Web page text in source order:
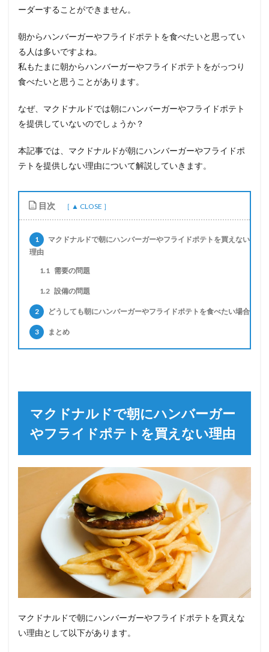
ーダーすることができません。
朝からハンバーガーやフライドポテトを食べたいと思ってい
る人は多いですよね。
私もたまに朝からハンバーガーやフライドポテトをがっつり
食べたいと思うことがあります。
なぜ、マクドナルドでは朝にハンバーガーやフライドポテト
を提供していないのでしょうか？
本記事では、マクドナルドが朝にハンバーガーやフライドポ
テトを提供しない理由について解説していきます。
目次
1
マクドナルドで朝にハンバーガーやフライドポテトを買えない
理由
1.1 需要の問題
1.2 設備の問題
2 どうしても朝にハンバーガーやフライドポテトを食べたい場合
3 まとめ
マクドナルドで朝にハンバーガー
やフライドポテトを買えない理由
マクドナルドで朝にハンバーガーやフライドポテトを買えな
い理由として以下があります。